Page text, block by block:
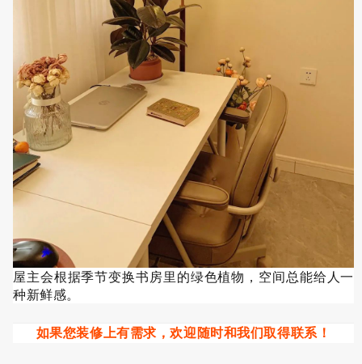
屋主会根据季节变换书房里的绿色植物，空间总能给人一
种新鲜感。
如果您装修上有需求，欢迎随时和我们取得联系！